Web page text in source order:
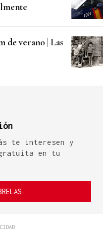
de verano | Las
te interesen y
en tu